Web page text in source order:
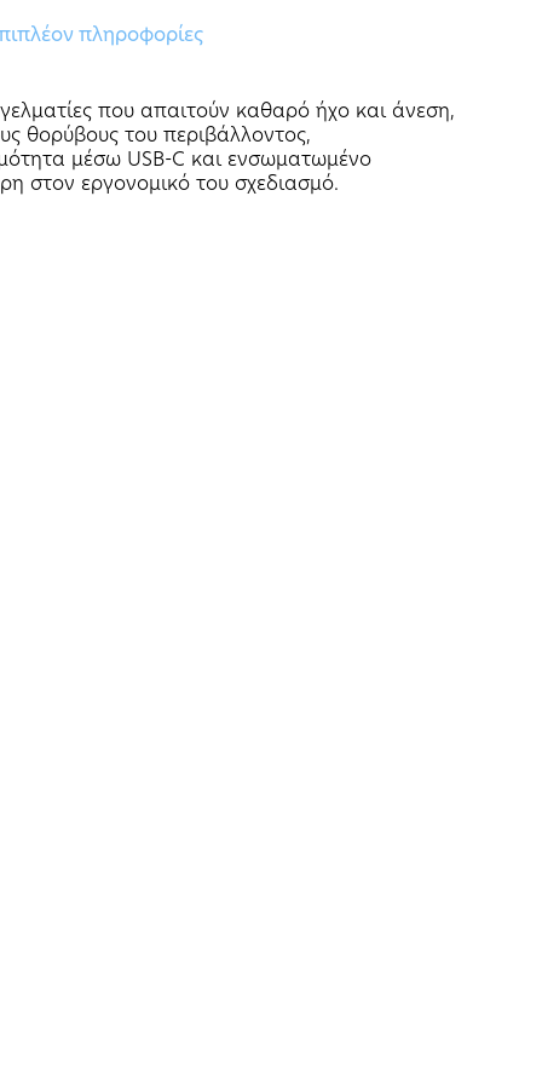
πληροφορίες
που απαιτούν καθαρό ήχο και άνεση,
θορύβους του περιβάλλοντος,
μέσω USB-C και ενσωματωμένο
στον εργονομικό του σχεδιασμό.